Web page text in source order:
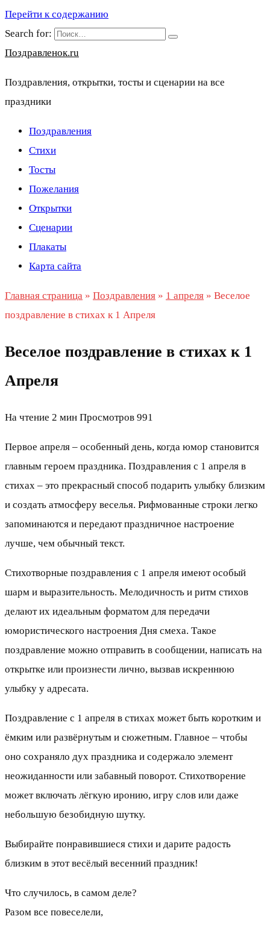
Перейти к содержанию
Search for:
Поздравленок.ru
Поздравления, открытки, тосты и сценарии на все
праздники
Поздравления
Стихи
Тосты
Пожелания
Открытки
Сценарии
Плакаты
Карта сайта
Главная страница » Поздравления » 1 апреля » Веселое
поздравление в стихах к 1 Апреля
Веселое поздравление в стихах к 1
Апреля
На чтение 2 мин Просмотров 991
Первое апреля – особенный день, когда юмор становится
главным героем праздника. Поздравления с 1 апреля в
стихах – это прекрасный способ подарить улыбку близким
и создать атмосферу веселья. Рифмованные строки легко
запоминаются и передают праздничное настроение
лучше, чем обычный текст.
Стихотворные поздравления с 1 апреля имеют особый
шарм и выразительность. Мелодичность и ритм стихов
делают их идеальным форматом для передачи
юмористического настроения Дня смеха. Такое
поздравление можно отправить в сообщении, написать на
открытке или произнести лично, вызвав искреннюю
улыбку у адресата.
Поздравление с 1 апреля в стихах может быть коротким и
ёмким или развёрнутым и сюжетным. Главное – чтобы
оно сохраняло дух праздника и содержало элемент
неожиданности или забавный поворот. Стихотворение
может включать лёгкую иронию, игру слов или даже
небольшую безобидную шутку.
Выбирайте понравившиеся стихи и дарите радость
близким в этот весёлый весенний праздник!
Что случилось, в самом деле?
Разом все повеселели,